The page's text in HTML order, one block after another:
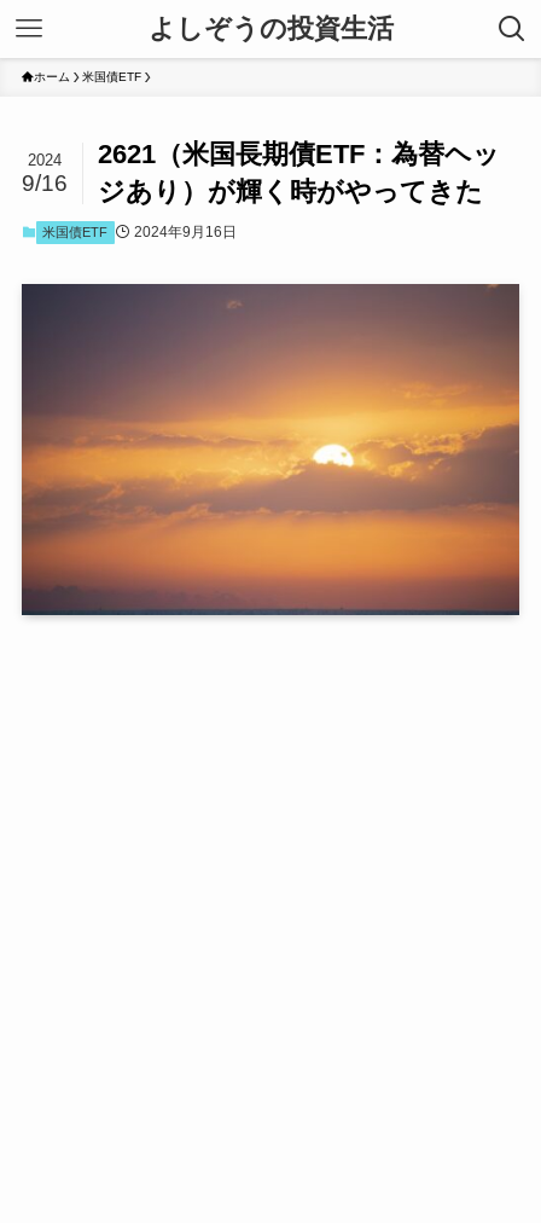
よしぞうの投資生活
ホーム 米国債ETF
2621（米国長期債ETF：為替ヘッ
ジあり）が輝く時がやってきた
2024
9/16
米国債ETF 2024年9月16日